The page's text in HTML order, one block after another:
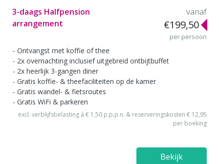
3-daags Halfpension
arrangement
vanaf
€199,50
per persoon
Ontvangst met koffie of thee
2x overnachting inclusief uitgebreid ontbijtbuffet
2x heerlijk 3-gangen diner
Gratis koffie- & theefaciliteiten op de kamer
Gratis wandel- & fietsroutes
Gratis WiFi & parkeren
excl. verblijfsbelasting à € 1,50 p.p.p.n. & reserveringskosten € 12,95
per boeking
Bekijk